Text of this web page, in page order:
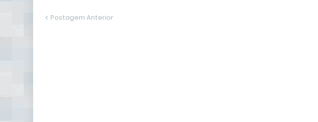
Postagem Anterior